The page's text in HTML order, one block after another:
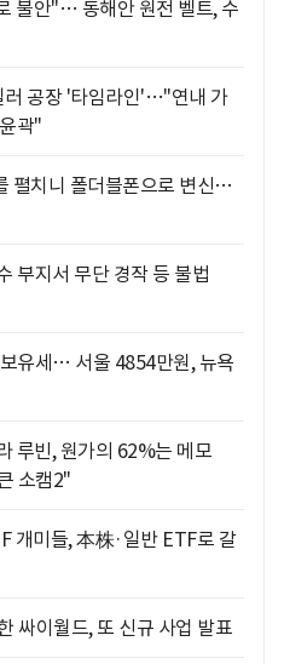
불안"… 동해안 원전 벨트, 수
러 공장 '타임라인'…"연내 가
곽"
펼치니 폴더블폰으로 변신…
부지서 무단 경작 등 불법
유세… 서울 4854만원, 뉴욕
루빈, 원가의 62%는 메모
소캠2"
개미들, 本株·일반 ETF로 갈
싸이월드, 또 신규 사업 발표